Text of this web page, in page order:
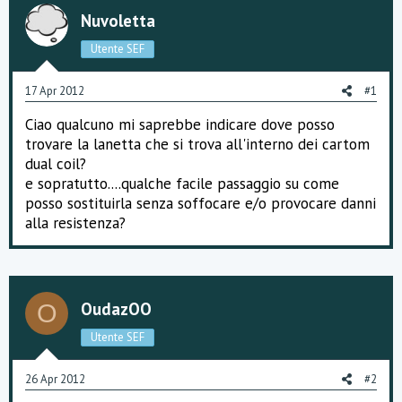
c
u
s
n
Nuvoletta
Utente SEF
17 Apr 2012 #1
Ciao qualcuno mi saprebbe indicare dove posso
trovare la lanetta che si trova all'interno dei cartom
dual coil?
e sopratutto....qualche facile passaggio su come
posso sostituirla senza soffocare e/o provocare danni
alla resistenza?
O OudazOO
Utente SEF
26 Apr 2012 #2